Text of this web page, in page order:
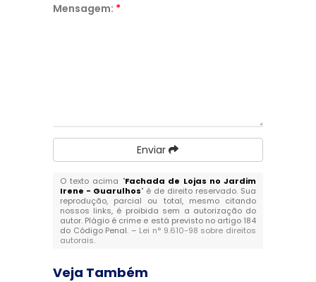
Mensagem: *
Enviar
O texto acima "Fachada de Lojas no Jardim
Irene - Guarulhos" é de direito reservado. Sua
reprodução, parcial ou total, mesmo citando
nossos links, é proibida sem a autorização do
autor. Plágio é crime e está previsto no artigo 184
do Código Penal. – Lei n° 9.610-98 sobre direitos
autorais.
Veja Também